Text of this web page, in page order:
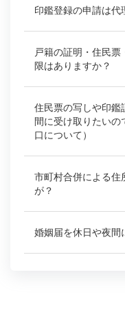
印鑑登録の申請は代
戸籍の証明・住民
限はありますか？
住民票の写しや印鑑
間に受け取りたい
口について）
市町村合併による住
が？
婚姻届を休日や夜間